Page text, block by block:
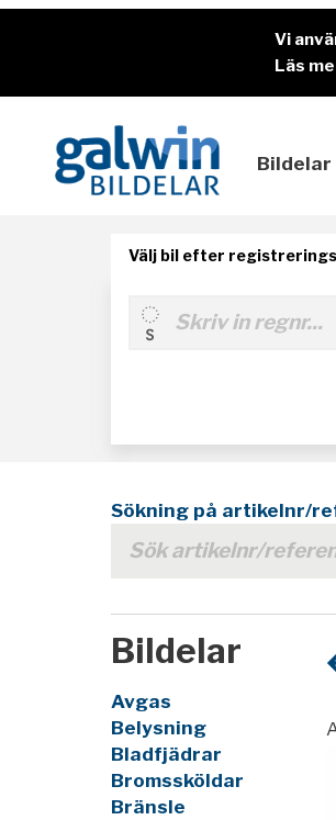
Vi
Läs
Bildelar
Välj bil efter
Sökning på artikelnr/
Bildelar
Avgas
Belysning
Bladfjädrar
Bromssköldar
Bränsle